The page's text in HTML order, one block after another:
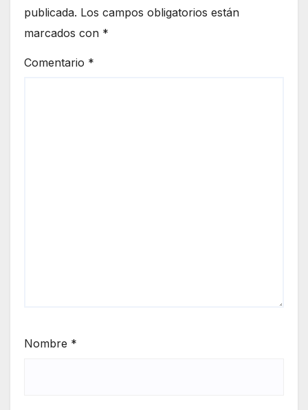
publicada. Los campos obligatorios están
marcados con *
Comentario *
Nombre *